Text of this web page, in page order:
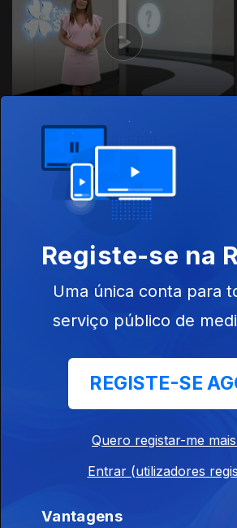
Registe-se na
Uma única conta para
serviço público de
REGISTE-SE
Quero registar-me
Entrar (utilizadores
Vantagens